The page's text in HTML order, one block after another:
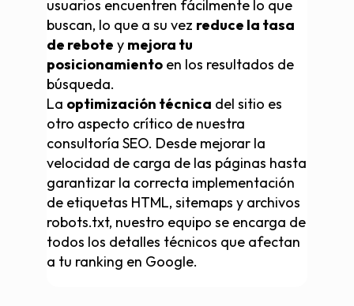
usuarios encuentren fácilmente lo que
buscan, lo que a su vez reduce la tasa
de rebote y mejora tu
posicionamiento en los resultados de
búsqueda.
La optimización técnica del sitio es
otro aspecto crítico de nuestra
consultoría SEO. Desde mejorar la
velocidad de carga de las páginas hasta
garantizar la correcta implementación
de etiquetas HTML, sitemaps y archivos
robots.txt, nuestro equipo se encarga de
todos los detalles técnicos que afectan
a tu ranking en Google.